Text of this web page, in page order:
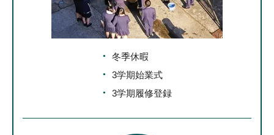
冬季休暇
3学期始業式
3学期履修登録